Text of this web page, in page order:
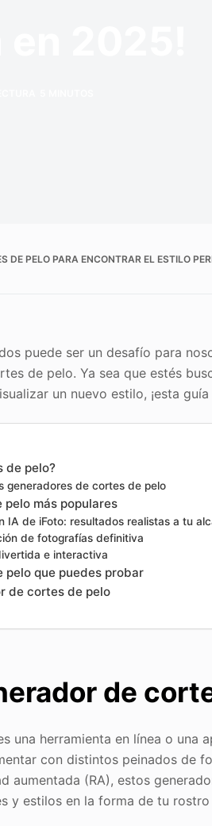
DE PELO PARA ENCONTRAR EL ESTILO
puede ser un desafío para
de pelo. Ya sea que estés
un nuevo estilo, ¡esta
de pelo?
generadores de cortes de pelo
más populares
IA de iFoto: resultados realistas a tu
de fotografías definitiva
e interactiva
que puedes probar
de cortes de pelo
de
una herramienta en línea o una
con distintos peinados de
aumentada (RA), estos
y estilos en la forma de tu